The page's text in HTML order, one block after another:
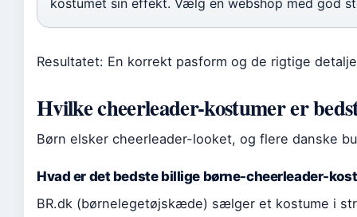
kostumet sin effekt. Vælg en webshop med god
Resultatet: En korrekt pasform og de rigtige
Hvilke cheerleader-kostumer er
Børn elsker cheerleader-looket, og flere danske
Hvad er det bedste billige børne-cheerleader-
BR.dk (børnelegetøjskæde) sælger et kostume i